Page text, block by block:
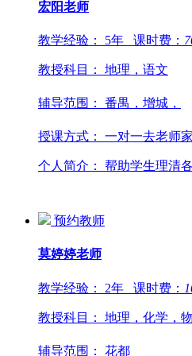
宏阳老师
教学经验： 5年 课时费：
教授科目： 地理，语文
辅导范围： 番禺，增城，
授课方式： 一对一去老师家
个人简介： 帮助学生理清
预约教师
莫婷婷老师
教学经验： 2年 课时费：
教授科目： 地理，化学，
辅导范围： 花都